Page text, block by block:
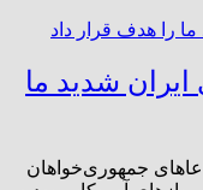
شدید ما
جمهوری‌خواهان